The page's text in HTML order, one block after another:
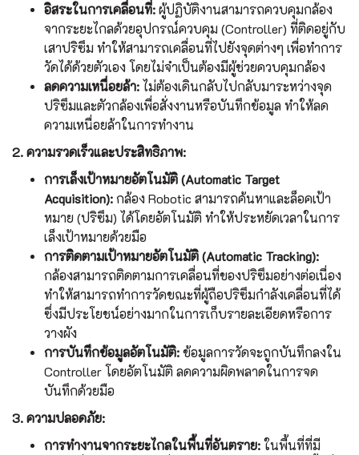
อิสระในการเคลื่อนที่:ผู้ปฏิบัติงานสามารถควบคุมกล้อง
จากระยะไกลด้วยอุปกรณ์ควบคุม (Controller) ที่ติดอยู่กับ
เสาปริซึม ทำให้สามารถเคลื่อนที่ไปยังจุดต่างๆ เพื่อทำการ
วัดได้ด้วยตัวเอง โดยไม่จำเป็นต้องมีผู้ช่วยควบคุมกล้อง
ลดความเหนื่อยล้า: ไม่ต้องเดินกลับไปกลับมาระหว่างจุด
ปริซึมและตัวกล้องเพื่อสั่งงานหรือบันทึกข้อมูล ทำให้ลด
ความเหนื่อยล้าในการทำงาน
2. ความรวดเร็วและประสิทธิภาพ:
การเล็งเป้าหมายอัตโนมัติ (Automatic Target
Acquisition):กล้อง Robotic สามารถค้นหาและล็อคเป้า
หมาย (ปริซึม) ได้โดยอัตโนมัติ ทำให้ประหยัดเวลาในการ
เล็งเป้าหมายด้วยมือ
การติดตามเป้าหมายอัตโนมัติ (Automatic Tracking):
กล้องสามารถติดตามการเคลื่อนที่ของปริซึมอย่างต่อเนื่อง
ทำให้สามารถทำการวัดขณะที่ผู้ถือปริซึมกำลังเคลื่อนที่ได้
ซึ่งมีประโยชน์อย่างมากในการเก็บรายละเอียดหรือการ
วางผัง
การบันทึกข้อมูลอัตโนมัติ:ข้อมูลการวัดจะถูกบันทึกลงใน
Controller โดยอัตโนมัติ ลดความผิดพลาดในการจด
บันทึกด้วยมือ
3. ความปลอดภัย:
การทำงานจากระยะไกลในพื้นที่อันตราย:ในพื้นที่ที่มี